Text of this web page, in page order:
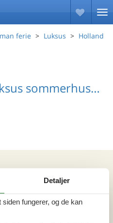
ferie Luksus
Holland
Luksus sommerhus Friesland
Detaljer
fungerer, og de kan